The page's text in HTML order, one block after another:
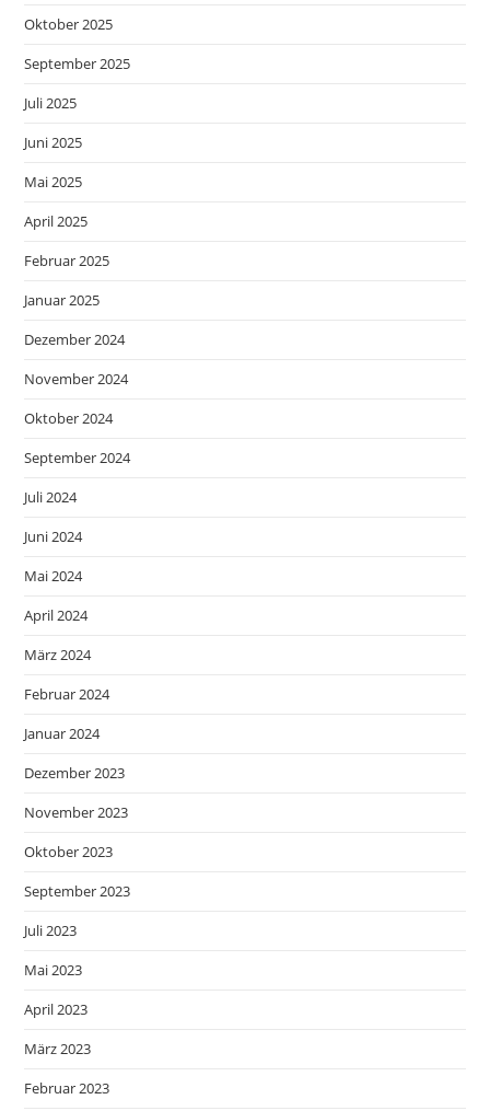
Oktober 2025
September 2025
Juli 2025
Juni 2025
Mai 2025
April 2025
Februar 2025
Januar 2025
Dezember 2024
November 2024
Oktober 2024
September 2024
Juli 2024
Juni 2024
Mai 2024
April 2024
März 2024
Februar 2024
Januar 2024
Dezember 2023
November 2023
Oktober 2023
September 2023
Juli 2023
Mai 2023
April 2023
März 2023
Februar 2023